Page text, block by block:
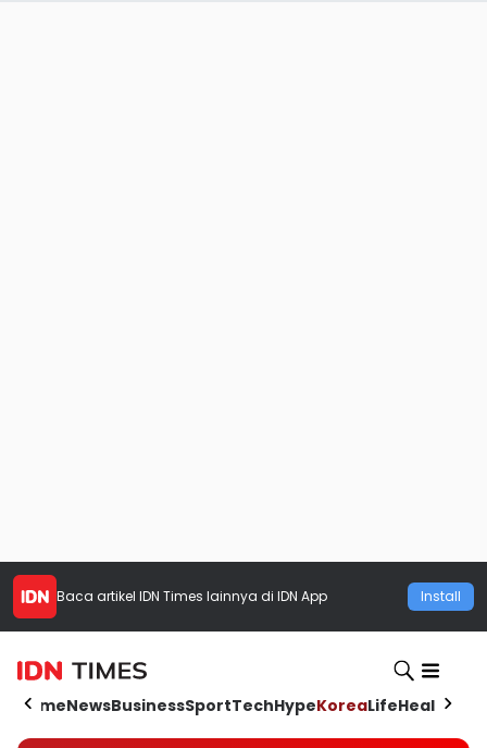
Baca artikel IDN Times lainnya di IDN App Install
HomeNewsBusinessSportTechHypeKoreaLifeHealth